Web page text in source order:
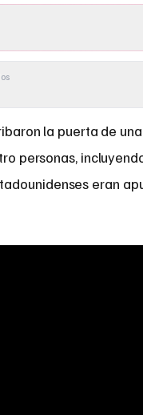
la puerta de
personas,
eran